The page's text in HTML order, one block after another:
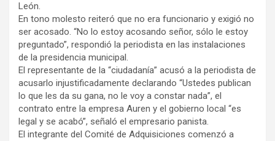
León.
En tono molesto reiteró que no era funcionario y exigió no
ser acosado. “No lo estoy acosando señor, sólo le estoy
preguntado”, respondió la periodista en las instalaciones
de la presidencia municipal.
El representante de la “ciudadanía” acusó a la periodista de
acusarlo injustificadamente declarando “Ustedes publican
lo que les da su gana, no le voy a constar nada”, el
contrato entre la empresa Auren y el gobierno local “es
legal y se acabó”, señaló el empresario panista.
El integrante del Comité de Adquisiciones comenzó a